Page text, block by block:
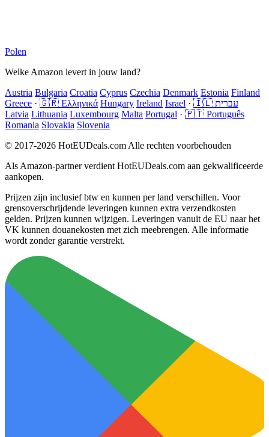
Polen
Welke Amazon levert in jouw land?
Austria Bulgaria Croatia Cyprus Czechia Denmark Estonia Finland
Greece · 🇬🇷 Ελληνικά Hungary Ireland Israel ·
🇮🇱 עברית
Latvia Lithuania Luxembourg Malta Portugal · 🇵🇹 Português
Romania Slovakia Slovenia
© 2017-2026 HotEUDeals.com Alle rechten voorbehouden
Als Amazon-partner verdient HotEUDeals.com aan gekwalificeerde
aankopen.
Prijzen zijn inclusief btw en kunnen per land verschillen. Voor
grensoverschrijdende leveringen kunnen extra verzendkosten
gelden. Prijzen kunnen wijzigen. Leveringen vanuit de EU naar het
VK kunnen douanekosten met zich meebrengen. Alle informatie
wordt zonder garantie verstrekt.